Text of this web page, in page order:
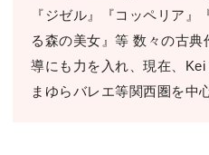
『ジゼル』『コッペリア
る森の美女』等 数々の古
導にも力を入れ、現在、
まゆらバレエ等関西圏を中